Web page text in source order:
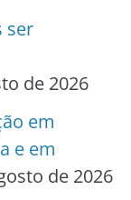
ser
de 2026
em
e em
de 2026